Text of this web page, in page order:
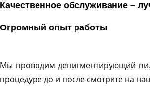
Качественное обслуживание –
Огромный опыт работы
Мы проводим депигментирующий
процедуре до и после смотрите на